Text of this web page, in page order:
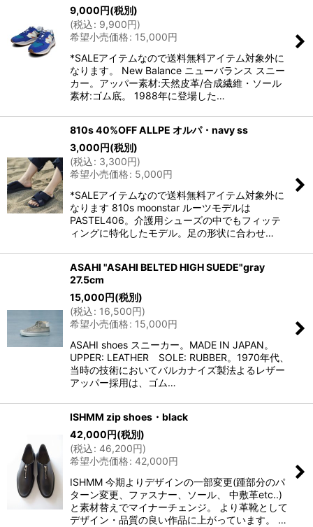
9,000円(税別)
(税込: 9,900円)
希望小売価格: 15,000円
*SALEアイテムなので送料無料アイテム対象外に
なります。 New Balance ニューバランス スニー
カー。アッパー素材:天然皮革/合成繊維・ソール
素材:ゴム底。 1988年に登場した…
810s 40%OFF ALLPE オルパ・navy ss
3,000円(税別)
(税込: 3,300円)
希望小売価格: 5,000円
*SALEアイテムなので送料無料アイテム対象外に
なります 810s moonstar ルーツモデルは
PASTEL406。介護用シューズの中でもフィッテ
ィングに特化したモデル。足の形状に合わせ…
ASAHI "ASAHI BELTED HIGH SUEDE"gray
27.5cm
15,000円(税別)
(税込: 16,500円)
希望小売価格: 15,000円
ASAHI shoes スニーカー。MADE IN JAPAN。
UPPER: LEATHER SOLE: RUBBER。1970年代、
当時の技術においてバルカナイズ製法よるレザー
アッパー採用は、ゴム…
ISHMM zip shoes・black
42,000円(税別)
(税込: 46,200円)
希望小売価格: 42,000円
ISHMM 今期よりデザインの一部変更(踵部分のパ
ターン変更、ファスナー、ソール、 中敷革etc..)
と素材替えでマイナーチェンジ。 より革靴として
デザイン・品質の良い作品に上がっています。 …